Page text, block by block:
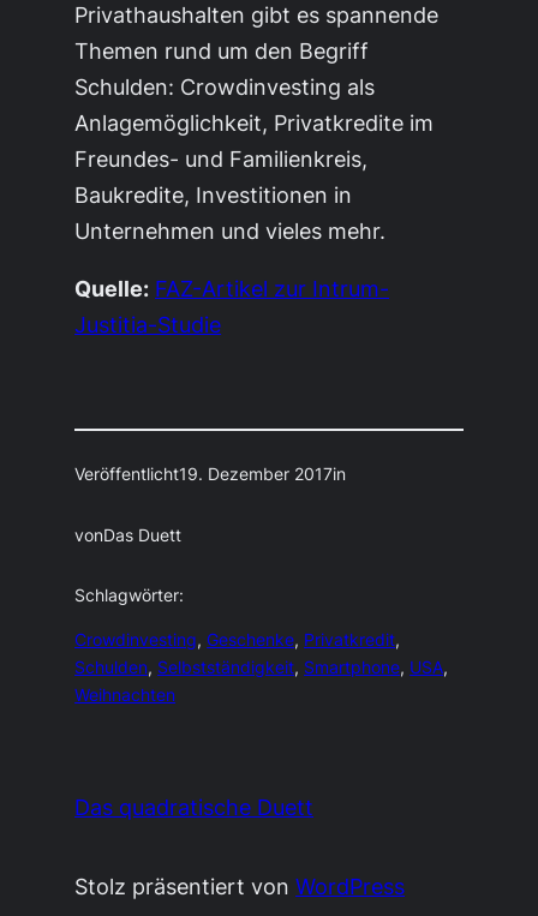
Privathaushalten gibt es spannende
Themen rund um den Begriff
Schulden: Crowdinvesting als
Anlagemöglichkeit, Privatkredite im
Freundes- und Familienkreis,
Baukredite, Investitionen in
Unternehmen und vieles mehr.
Quelle: FAZ-Artikel zur Intrum-
Justitia-Studie
Veröffentlicht19. Dezember 2017in
vonDas Duett
Schlagwörter:
Crowdinvesting, Geschenke, Privatkredit
Schulden, Selbstständigkeit, Smartphone, USA
Weihnachten
Das quadratische Duett
Stolz präsentiert vonWordPress